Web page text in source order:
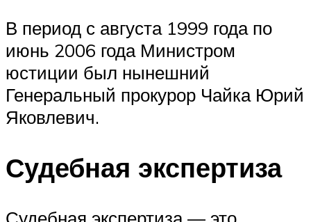
В период с августа 1999 года по
июнь 2006 года Министром
юстиции был нынешний
Генеральный прокурор Чайка Юрий
Яковлевич.
Судебная экспертиза